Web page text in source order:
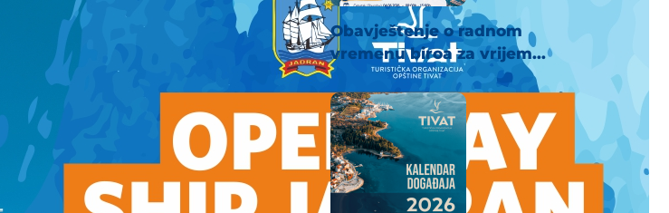
Obavještenje o radnom
vremenu biroa za vrijem...